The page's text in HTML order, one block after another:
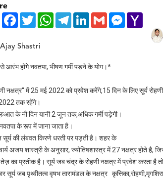
Share Facebook
TwitterWhatsAppTelegramLinkedInGmail Messenger
Shastri
आरंभ होंगे नवतपा, भीषण गर्मी पड़ने के योग।*
नक्षत्र" में 25 मई 2022 को प्रवेश करेंगे,15 दिन के लिए सूर्य
तक रहेंगे।
के नौ दिन यानी 2 जून तक,अधिक गर्मी पड़ेगी।
के रूप में जाना जाता है।
सूर्य की लंबवत किरणे धरती पर पड़ती है। शहर के
अजय शास्त्री के अनुसार, ज्योतिषशास्त्र में 27 नक्षत्र होते है,
तेज़ का प्रतीक है। सूर्य जब चंद्र के रोहणी नक्षत्र में प्रवेश करता है
सूर्य जब पृथ्वीतत्व वृषभ तारामंडल के नक्षत्र